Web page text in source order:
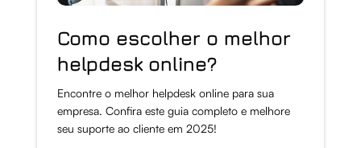
Como escolher o melhor
helpdesk online?
Encontre o melhor helpdesk online para sua
empresa. Confira este guia completo e melhore
seu suporte ao cliente em 2025!